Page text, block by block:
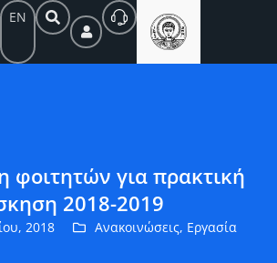
EN
φοιτητών για πρακτική
2018-2019
2018 Ανακοινώσεις, Εργασία